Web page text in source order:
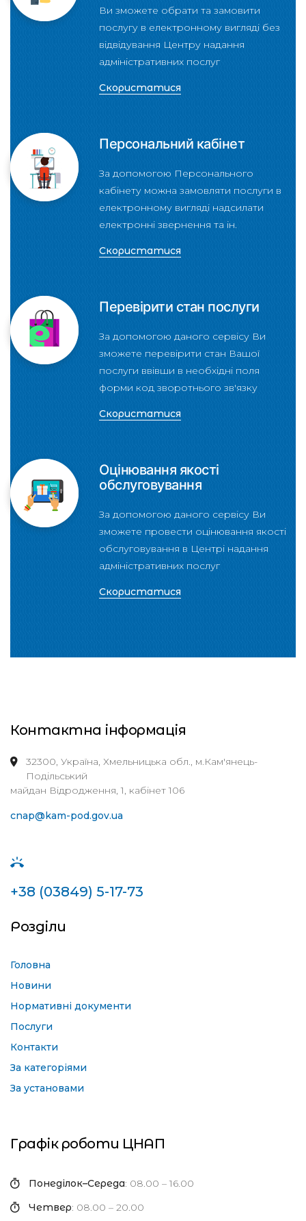
Ви зможете обрати та замовити
послугу в електронному вигляді без
відвідування Центру надання
адміністративних послуг
Скористатися
Персональний кабінет
За допомогою Персонального
кабінету можна замовляти послуги в
електронному вигляді надсилати
електронні звернення та ін.
Скористатися
Перевірити стан послуги
За допомогою даного сервісу Ви
зможете перевірити стан Вашої
послуги ввівши в необхідні поля
форми код зворотнього зв'язку
Скористатися
Оцінювання якості
обслуговування
За допомогою даного сервісу Ви
зможете провести оцінювання якості
обслуговування в Центрі надання
адміністративних послуг
Скористатися
Контактна інформація
32300, Україна, Хмельницька обл., м.Кам'янець-
Подільський
майдан Відродження, 1, кабінет 106
cnap@kam-pod.gov.ua
+38 (03849) 5-17-73
Розділи
Головна
Новини
Нормативні документи
Послуги
Контакти
За категоріями
За установами
Графік роботи ЦНАП
Понеділок–Середа: 08.00 – 16.00
Четвер: 08.00 – 20.00